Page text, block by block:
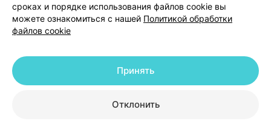
Написать в поддержку
Персональные настройки Cookie
© 2026 ООО «Артокс Лаб», УНП 191700409 | 220012, Республика Беларусь,
+375 291212755
сроках и порядке использования файлов cookie вы
можете ознакомиться с нашей Политикой обработки
файлов cookie
Отклонить
Принять